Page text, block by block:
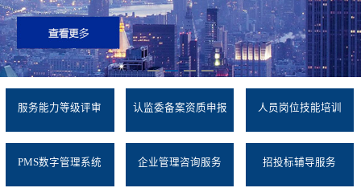
服务能力等级评审 认监委备案资质申报 人员岗位技能培训
PMS数字管理系统 企业管理咨询服务 招投标辅导服务